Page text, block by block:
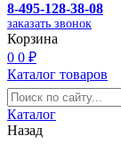
8-495-128-38-08
заказать звонок
Корзина
0 0 ₽
Каталог товаров
Каталог
Назад